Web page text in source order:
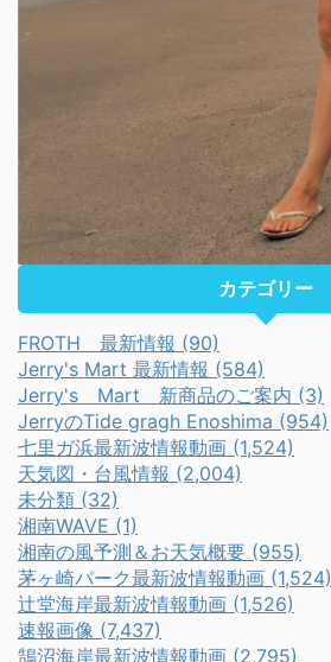
カテゴリー
FROTH 最新情報 (90)
Jerry's Mart 最新情報 (584)
Jerry's Mart 新商品のご案内 (3)
JerryのTide gragh Enoshima (954)
七里ガ浜最新波情報動画 (1,524)
天気図・台風情報 (2,004)
未分類 (32)
湘南WAVE (1)
湘南の風予測＆お天気概要 (955)
茅ヶ崎パーク最新波情報動画 (1,524)
辻堂海岸最新波情報動画 (1,526)
速報画像 (7,437)
鵠沼海岸最新波情報動画 (2,795)